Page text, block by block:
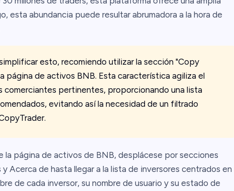
esta abundancia puede resultar abrumadora a la hora de
esto, recomiendo utilizar la sección "Copy
página de activos BNB. Esta característica agiliza el
comerciantes pertinentes, proporcionando una lista
evitando así la necesidad de un filtrado
la página de activos de BNB, desplácese por secciones
Acerca de hasta llegar a la lista de inversores centrados en
de cada inversor, su nombre de usuario y su estado de